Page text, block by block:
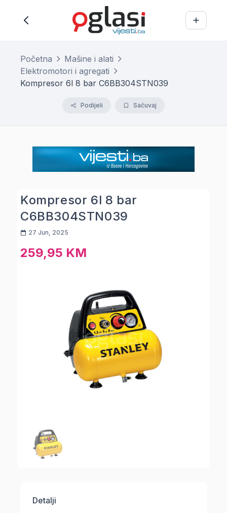
Početna
Mašine i alati
Elektromotori i agregati
Kompresor 6l 8 bar C6BB304STN039
Podijeli Sačuvaj
Kompresor 6l 8 bar
C6BB304STN039
27 Jun, 2025
259,95 KM
Detalji